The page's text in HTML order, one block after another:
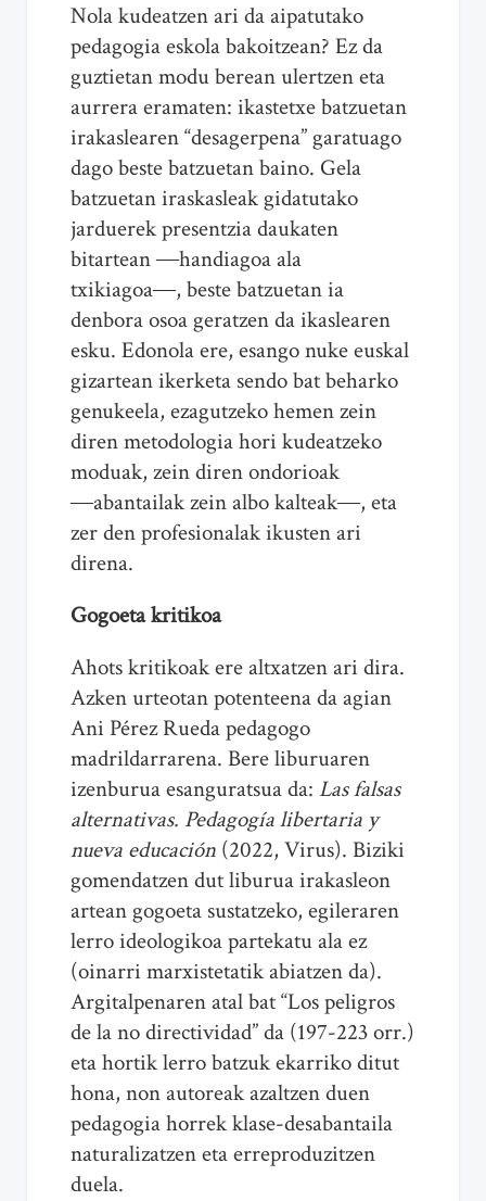
Nola kudeatzen ari da aipatutako
pedagogia eskola bakoitzean? Ez da
guztietan modu berean ulertzen eta
aurrera eramaten: ikastetxe batzuetan
irakaslearen “desagerpena” garatuago
dago beste batzuetan baino. Gela
batzuetan iraskasleak gidatutako
jarduerek presentzia daukaten
bitartean ―handiagoa ala
txikiagoa―, beste batzuetan ia
denbora osoa geratzen da ikaslearen
esku. Edonola ere, esango nuke euskal
gizartean ikerketa sendo bat beharko
genukeela, ezagutzeko hemen zein
diren metodologia hori kudeatzeko
moduak, zein diren ondorioak
―abantailak zein albo kalteak―, eta
zer den profesionalak ikusten ari
direna.
Gogoeta kritikoa
Ahots kritikoak ere altxatzen ari dira.
Azken urteotan potenteena da agian
Ani Pérez Rueda pedagogo
madrildarrarena. Bere liburuaren
izenburua esanguratsua da: Las falsas
alternativas. Pedagogía libertaria y
nueva educación (2022, Virus). Biziki
gomendatzen dut liburua irakasleon
artean gogoeta sustatzeko, egileraren
lerro ideologikoa partekatu ala ez
(oinarri marxistetatik abiatzen da).
Argitalpenaren atal bat “Los peligros
de la no directividad” da (197-223 orr.)
eta hortik lerro batzuk ekarriko ditut
hona, non autoreak azaltzen duen
pedagogia horrek klase-desabantaila
naturalizatzen eta erreproduzitzen
duela.